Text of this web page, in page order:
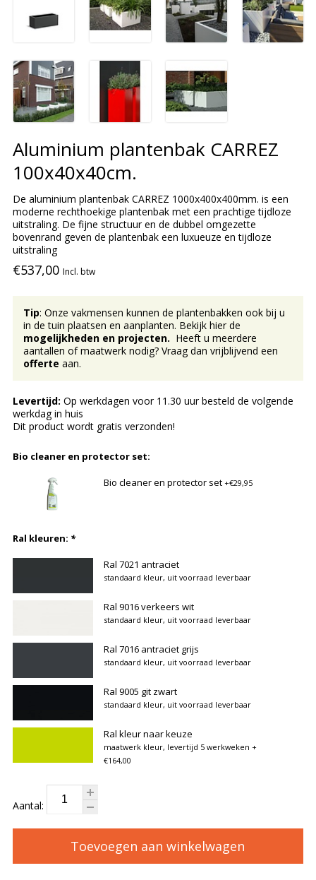
Aluminium plantenbak CARREZ
100x40x40cm.
De aluminium plantenbak CARREZ 1000x400x400mm. is een
moderne rechthoekige plantenbak met een prachtige tijdloze
uitstraling. De fijne structuur en de dubbel omgezette
bovenrand geven de plantenbak een luxueuze en tijdloze
uitstraling
€537,00 Incl. btw
Tip: Onze vakmensen kunnen de plantenbakken ook bij u
in de tuin plaatsen en aanplanten. Bekijk hier de
mogelijkheden en projecten. Heeft u meerdere
aantallen of maatwerk nodig? Vraag dan vrijblijvend een
offerte aan.
Levertijd: Op werkdagen voor 11.30 uur besteld de volgende
werkdag in huis
Dit product wordt gratis verzonden!
Bio cleaner en protector set:
Bio cleaner en protector set +€29,95
Ral kleuren: *
Ral 7021 antraciet
standaard kleur, uit voorraad leverbaar
Ral 9016 verkeers wit
standaard kleur, uit voorraad leverbaar
Ral 7016 antraciet grijs
standaard kleur, uit voorraad leverbaar
Ral 9005 git zwart
standaard kleur, uit voorraad leverbaar
Ral kleur naar keuze
maatwerk kleur, levertijd 5 werkweken +
€164,00
Aantal:
Toevoegen aan winkelwagen